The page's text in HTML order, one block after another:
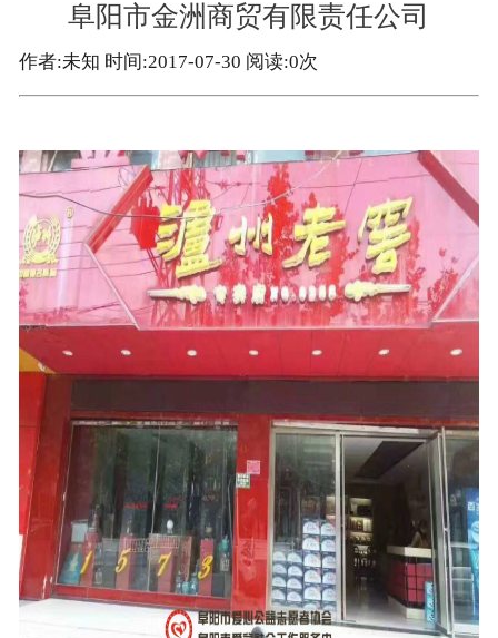
寻求帮助
阜阳市金洲商贸有限责任公司
作者:未知 时间:2017-07-30 阅读:0次